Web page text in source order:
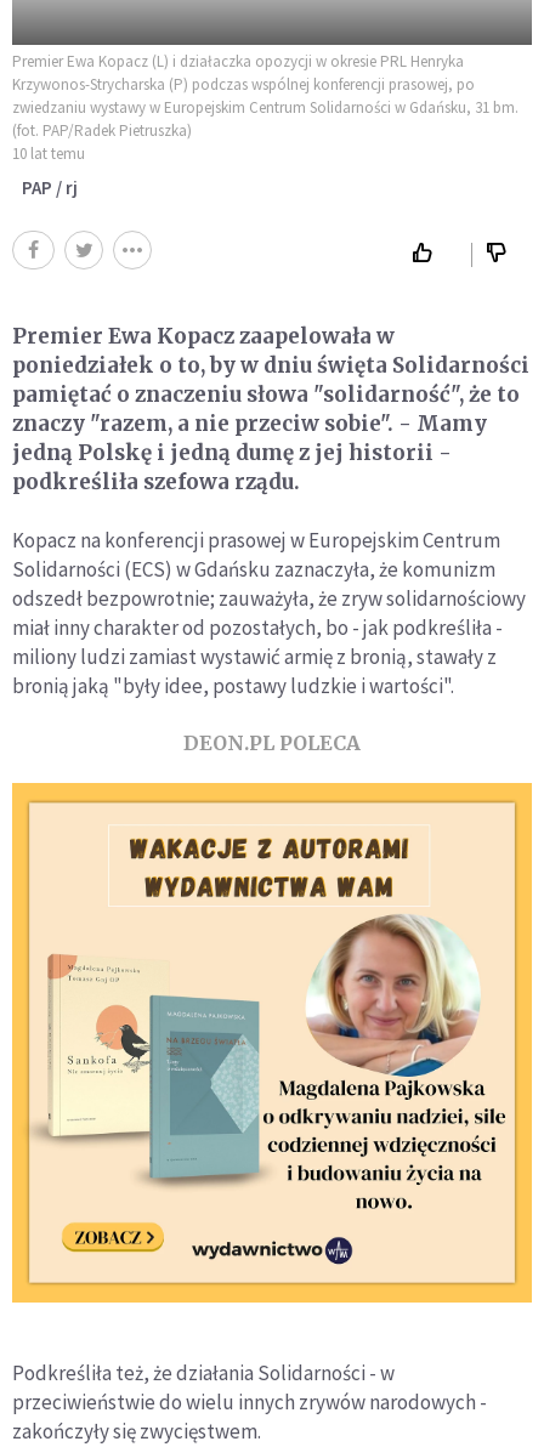
Premier Ewa Kopacz (L) i działaczka opozycji w okresie PRL Henryka
Krzywonos-Strycharska (P) podczas wspólnej konferencji prasowej, po
zwiedzaniu wystawy w Europejskim Centrum Solidarności w Gdańsku, 31 bm.
(fot. PAP/Radek Pietruszka)
10 lat temu
PAP / rj
Premier Ewa Kopacz zaapelowała w
poniedziałek o to, by w dniu święta Solidarności
pamiętać o znaczeniu słowa "solidarność", że to
znaczy "razem, a nie przeciw sobie". - Mamy
jedną Polskę i jedną dumę z jej historii -
podkreśliła szefowa rządu.
Kopacz na konferencji prasowej w Europejskim Centrum
Solidarności (ECS) w Gdańsku zaznaczyła, że komunizm
odszedł bezpowrotnie; zauważyła, że zryw solidarnościowy
miał inny charakter od pozostałych, bo - jak podkreśliła -
miliony ludzi zamiast wystawić armię z bronią, stawały z
bronią jaką "były idee, postawy ludzkie i wartości".
DEON.PL POLECA
Podkreśliła też, że działania Solidarności - w
przeciwieństwie do wielu innych zrywów narodowych -
zakończyły się zwycięstwem.